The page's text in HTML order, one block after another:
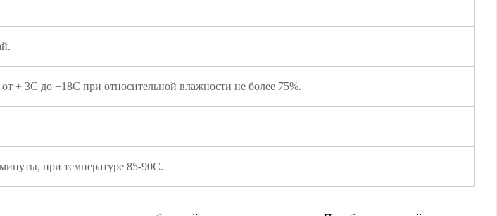
+ 3С до +18С при относительной влажности не более 75%.
при температуре 85-90C.